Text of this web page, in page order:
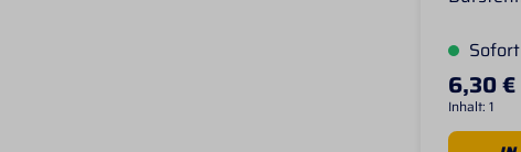
festen
jeden
Klinge
holt
dem
6,30 €
Inhalt: 1